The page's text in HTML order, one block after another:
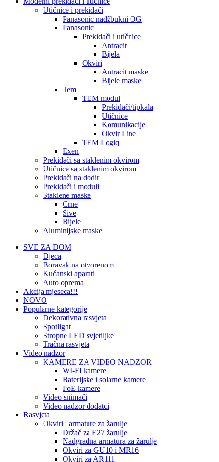
Utičnice i prekidači
Panasonic nadžbukni OG
Panasonic
Prekidači i utičnice
Antracit
Bijela
Okviri
Antracit maske
Bijele maske
Tem
TEM modul
Prekidači/tipkala
Utičnice
Komunikacije
Okvir Line
TEM Logiq
Exen
Prekidači sa staklenim okvirom
Utičnice sa staklenim okvirom
Prekidači na dodir
Prekidači i moduli
Staklene maske
Crne
Sive
Bijele
Aluminijske maske
SVE ZA DOM
Djeca
Boravak na otvorenom
Kućanski aparati
Auto oprema
Akcija mjeseca!!!
NOVO
Popularne kategorije
Dekorativna rasvjeta
Spotlight
Stropne LED svjetiljke
Tračna rasvjeta
Video nadzor
KAMERE ZA VIDEO NADZOR
WI-FI kamere
Baterijske i solarne kamere
PoE kamere
Video snimači
Video nadzor dodatci
Rasvjeta
Okviri i armature za žarulje
Držač za E27 žarulje
Nadgradna armatura za žarulje
Okviri za GU10 i MR16
Okviri za AR111